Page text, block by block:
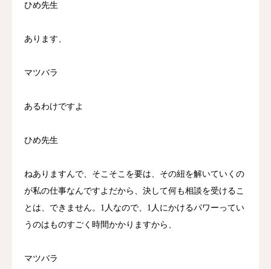
ひめ先生
あります、
マツバラ
あるわけですよ
ひめ先生
ねありますんで、そこそこを要は、その紐を解いていくの
が私の仕事なんですよだから、決して何も相談を受けるこ
とは、できません。1人なので、1人にかけるパワーってい
うのはものすごく時間かかりますから、
マツバラ